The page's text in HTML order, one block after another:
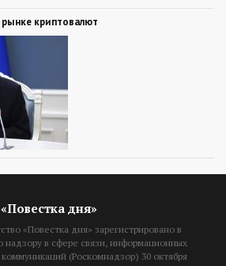
криптовалют
дня»
«Повестка дня» зарегистрировано в
надзору в сфере связи, информационных
(Роскомнадзор) 30 октября